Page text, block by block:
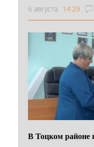
6 августа 14:29
В Тоцком районе